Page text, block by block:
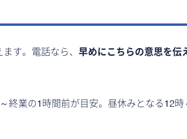
ます。電話なら、 早めにこちらの意思を伝
終業の1時間前が目安。昼休みとなる12